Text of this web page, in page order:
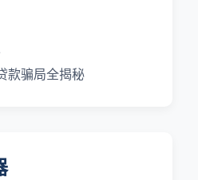
款骗局全揭秘